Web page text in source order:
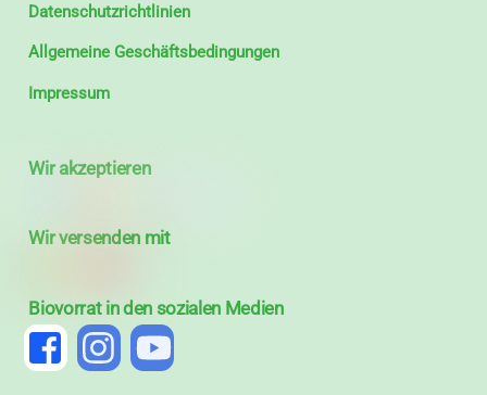
Datenschutzrichtlinien
Allgemeine Geschäftsbedingungen
Impressum
Wir akzeptieren
Wir versenden mit
Biovorrat in den sozialen Medien